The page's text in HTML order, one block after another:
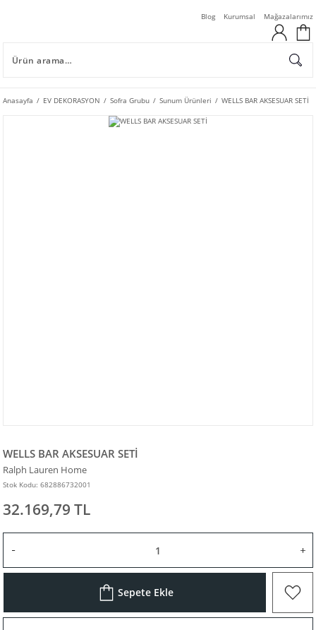
Blog Kurumsal Mağazalarımız
Anasayfa EV DEKORASYON Sofra Grubu Sunum Ürünleri WELLS BAR AKSESUAR SETİ
WELLS BAR AKSESUAR SETİ
Ralph Lauren Home
Stok Kodu: 682886732001
32.169,79 TL
Sepete Ekle